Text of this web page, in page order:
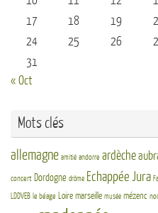
17
18 19
24
25 26
31
« Oct
Mots clés
allemagne amitié andorre ardèche
concert Dordogne drôme Echappée Jura
LDDVEB le béage Loire marseille musée mézenc